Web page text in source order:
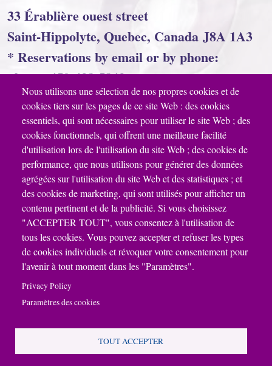
33 Érablière ouest street
Saint-Hippolyte, Quebec, Canada J8A 1A3
* Reservations by email or by phone:
phone: 450-438-5843
e-mail: info@cristalmusique.ca
Nous utilisons une sélection de nos propres cookies et de
cookies tiers sur les pages de ce site Web : des cookies
essentiels, qui sont nécessaires pour utiliser le site Web ; des
cookies fonctionnels, qui offrent une meilleure facilité
d'utilisation lors de l'utilisation du site Web ; des cookies de
performance, que nous utilisons pour générer des données
agrégées sur l'utilisation du site Web et des statistiques ; et
des cookies de marketing, qui sont utilisés pour afficher un
contenu pertinent et de la publicité. Si vous choisissez
"ACCEPTER TOUT", vous consentez à l'utilisation de
tous les cookies. Vous pouvez accepter et refuser les types
de cookies individuels et révoquer votre consentement pour
l'avenir à tout moment dans les "Paramètres".
Privacy Policy
Paramètres des cookies
TOUT ACCEPTER
© Cristal Musique. All rights
reserved.